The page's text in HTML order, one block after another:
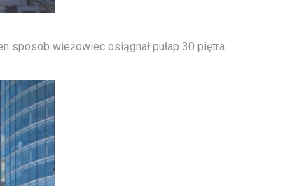
sposób wieżowiec osiągnał pułap 30 piętra.